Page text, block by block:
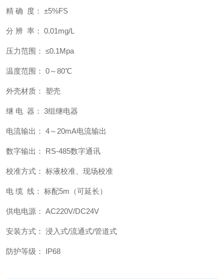
精 确 度： ±5%FS
分 辨 率： 0.01mg/L
压力范围： ≤0.1Mpa
温度范围： 0～80℃
外壳材质： 塑壳
继 电 器： 3组继电器
电流输出： 4～20mA电流输出
数字输出： RS-485数字通讯
校准方式： 标液校准、现场校准
电 缆 线： 标配5m（可延长）
供电电源： AC220V/DC24V
安装方式： 浸入式/流通式/管道式
防护等级： IP68